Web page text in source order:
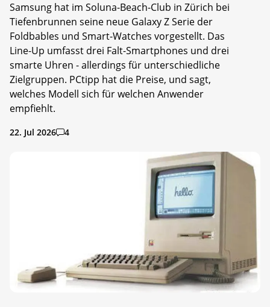
Samsung hat im Soluna-Beach-Club in Zürich bei
Tiefenbrunnen seine neue Galaxy Z Serie der
Foldbables und Smart-Watches vorgestellt. Das
Line-Up umfasst drei Falt-Smartphones und drei
smarte Uhren - allerdings für unterschiedliche
Zielgruppen. PCtipp hat die Preise, und sagt,
welches Modell sich für welchen Anwender
empfiehlt.
22. Jul 2026 4